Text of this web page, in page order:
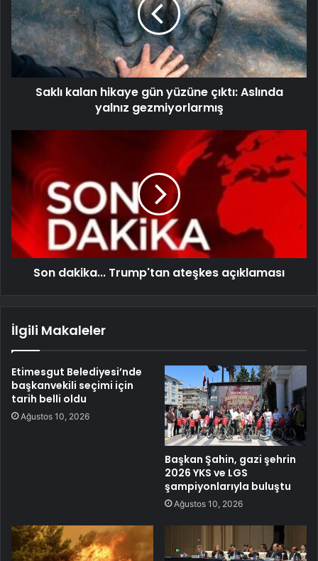
Saklı kalan hikaye gün yüzüne çıktı: Aslında
yalnız gezmiyorlarmış
Son dakika... Trump'tan ateşkes açıklaması
İlgili Makaleler
Etimesgut Belediyesi’nde
başkanvekili seçimi için
tarih belli oldu
Ağustos 10, 2026
Başkan Şahin, gazi şehrin
2026 YKS ve LGS
şampiyonlarıyla buluştu
Ağustos 10, 2026